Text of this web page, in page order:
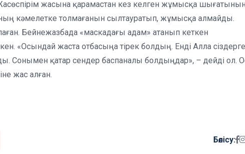
жасына қарамастан кез келген жұмысқа шығатынын
кәмелетке толмағанын сылтауратып, жұмысқа алмайды.
Бейнежазбада «маскадағы адам» атанып кеткен
«Осындай жаста отбасыңа тірек болдың. Енді Алла сіздерге
Сонымен қатар сендер баспаналы болдыңдар», – дейді ол.
жас алған.
Бөлісу: